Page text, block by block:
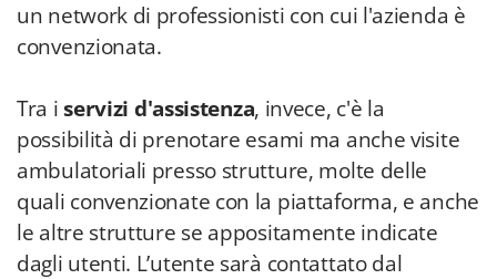
un network di professionisti con cui l'azienda è
convenzionata.
Tra iservizi d'assistenza, invece, c'è la
possibilità di prenotare esami ma anche visite
ambulatoriali presso strutture, molte delle
quali convenzionate con la piattaforma, e anche
le altre strutture se appositamente indicate
dagli utenti. L’utente sarà contattato dal